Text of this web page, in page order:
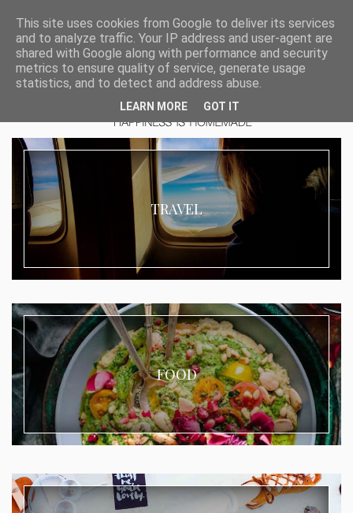
TRAVEL
FOOD
This site uses cookies from Google to deliver its services
and to analyze traffic. Your IP address and user-agent are
shared with Google along with performance and security
metrics to ensure quality of service, generate usage
statistics, and to detect and address abuse.
LEARN MORE GOT IT